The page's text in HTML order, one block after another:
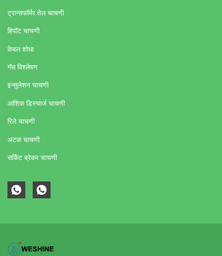
ट्रान्सफॉर्मर तेल चाचणी
हिपॉट चाचणी
केबल शोधा
गॅस विश्लेषण
इन्सुलेशन चाचणी
आंशिक डिस्चार्ज चाचणी
रिले चाचणी
अटक चाचणी
सर्किट ब्रेकर चाचणी